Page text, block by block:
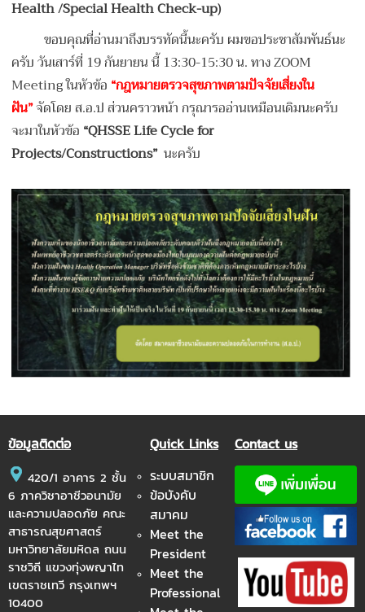
Health /Special Health Check-up)
ขอบคุณที่อ่านมาถึงบรรทัดนี้นะครับ ผมขอประชาสัมพันธ์นะ
ครับ วันเสาร์ที่ 19 กันยายน นี้ 13:30-15:30 น. ทาง ZOOM
Meeting ในหัวข้อ “กฎหมายตรวจสุขภาพตามปัจจัยเสี่ยงใน
ฝัน”จัดโดย ส.อ.ป ส่วนคราวหน้า กรุณารออ่านเหมือนเดิมนะครับ
จะมาในหัวข้อ “QHSSE Life Cycle for
Projects/Constructions”นะครับ
ข้อมูลติดต่อ
420/1 อาคาร 2 ชั้น
6 ภาควิชาอาชีวอนามัย
และความปลอดภัย คณะ
สาธารณสุขศาสตร์
มหาวิทยาลัยมหิดล ถนน
ราชวิถี แขวงทุ่งพญาไท
เขตราชเทวี กรุงเทพฯ
10400
Quick Links
ระบบสมาชิก
ข้อบังคับ
สมาคม
Meet the
President
Meet the
Professional
Contact us